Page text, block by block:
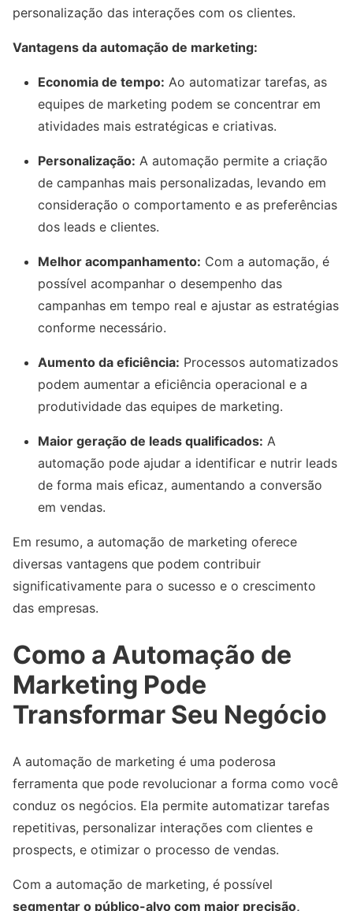
personalização das interações com os clientes.
Vantagens da automação de marketing:
Economia de tempo: Ao automatizar tarefas, as
equipes de marketing podem se concentrar em
atividades mais estratégicas e criativas.
Personalização: A automação permite a criação
de campanhas mais personalizadas, levando em
consideração o comportamento e as preferências
dos leads e clientes.
Melhor acompanhamento: Com a automação, é
possível acompanhar o desempenho das
campanhas em tempo real e ajustar as estratégias
conforme necessário.
Aumento da eficiência: Processos automatizados
podem aumentar a eficiência operacional e a
produtividade das equipes de marketing.
Maior geração de leads qualificados: A
automação pode ajudar a identificar e nutrir leads
de forma mais eficaz, aumentando a conversão
em vendas.
Em resumo, a automação de marketing oferece
diversas vantagens que podem contribuir
significativamente para o sucesso e o crescimento
das empresas.
Como a Automação de
Marketing Pode
Transformar Seu Negócio
A automação de marketing é uma poderosa
ferramenta que pode revolucionar a forma como você
conduz os negócios. Ela permite automatizar tarefas
repetitivas, personalizar interações com clientes e
prospects, e otimizar o processo de vendas.
Com a automação de marketing, é possível
segmentar o público-alvo com maior precisão,